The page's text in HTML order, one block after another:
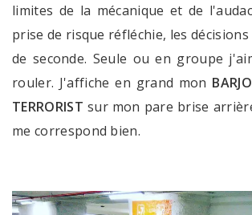
limites de la mécanique et de
prise de risque réfléchie, les
de seconde. Seule ou en groupe
rouler. J'affiche en grand mon
TERRORIST sur mon pare brise
me correspond bien.